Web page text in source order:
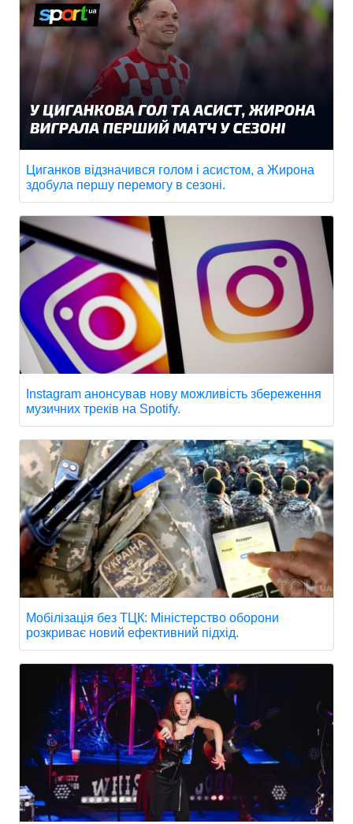
Циганков відзначився голом і асистом, а Жирона
здобула першу перемогу в сезоні.
Instagram анонсував нову можливість збереження
музичних треків на Spotify.
Мобілізація без ТЦК: Міністерство оборони
розкриває новий ефективний підхід.